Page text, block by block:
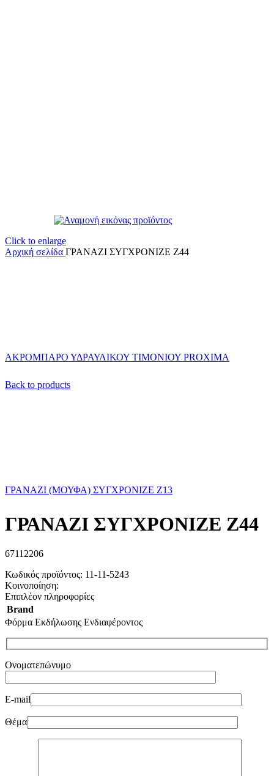
Click to enlarge
Αρχική σελίδα ΓΡΑΝΑΖΙ ΣΥΓΧΡΟΝΙΖΕ Ζ44
ΑΚΡΟΜΠΑΡΟ ΥΔΡΑΥΛΙΚΟΥ ΤΙΜΟΝΙΟΥ PROXIMA
Back to products
ΓΡΑΝΑΖΙ (ΜΟΥΦΑ) ΣΥΓΧΡΟΝΙΖΕ Ζ13
ΓΡΑΝΑΖΙ ΣΥΓΧΡΟΝΙΖΕ Ζ44
67112206
Κωδικός προϊόντος: 11-11-5243
Κοινοποίηση:
Επιπλέον πληροφορίες
Brand
Φόρμα Εκδήλωσης Ενδιαφέροντος
Ονοματεπώνυμο
E-mail
Θέμα